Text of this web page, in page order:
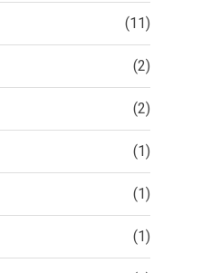
(11)
(2)
(2)
(1)
(1)
(1)